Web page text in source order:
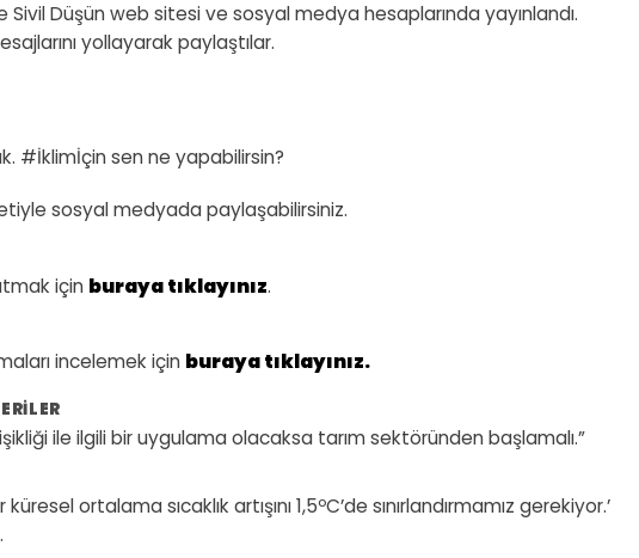
Düşün web sitesi ve sosyal medya hesaplarında yayınlandı.
yollayarak paylaştılar.
#İklimİçin sen ne yapabilirsin?
sosyal medyada paylaşabilirsiniz.
için buraya tıklayınız.
incelemek için buraya tıklayınız.
ile ilgili bir uygulama olacaksa tarım sektöründen başlamalı.”
ortalama sıcaklık artışını 1,5ºC’de sınırlandırmamız gerekiyor.’